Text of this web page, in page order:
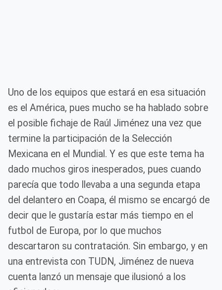
Uno de los equipos que estará en esa situación
es el América, pues mucho se ha hablado sobre
el posible fichaje de Raúl Jiménez una vez que
termine la participación de la Selección
Mexicana en el Mundial. Y es que este tema ha
dado muchos giros inesperados, pues cuando
parecía que todo llevaba a una segunda etapa
del delantero en Coapa, él mismo se encargó de
decir que le gustaría estar más tiempo en el
futbol de Europa, por lo que muchos
descartaron su contratación. Sin embargo, y en
una entrevista con TUDN, Jiménez de nueva
cuenta lanzó un mensaje que ilusionó a los